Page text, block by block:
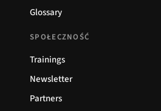
Glossary
SPOŁECZNOŚĆ
Trainings
Newsletter
Partners